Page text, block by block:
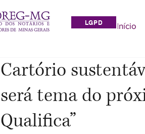
Início
LGPD
Cartório
será tema do
Qualifica”